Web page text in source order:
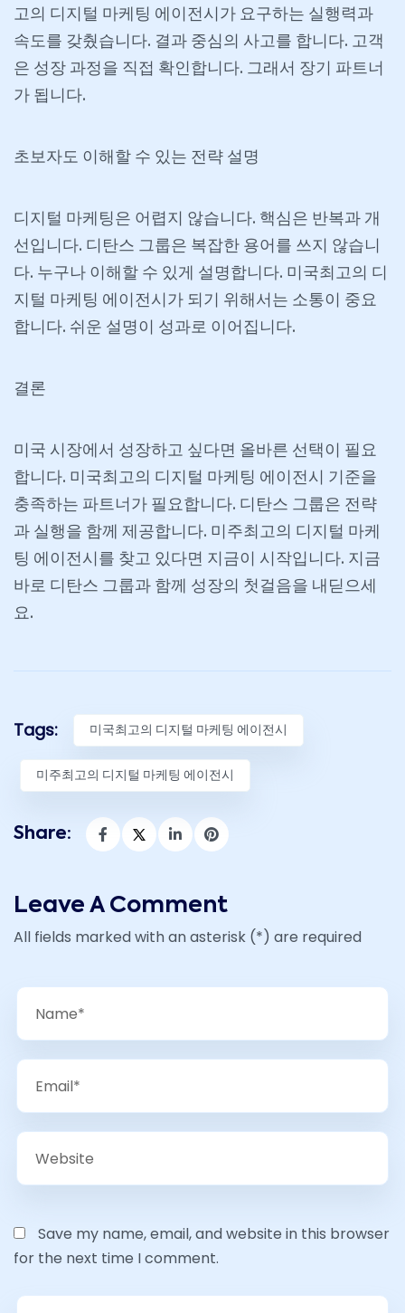
고의 디지털 마케팅 에이전시가 요구하는 실행력과
속도를 갖췄습니다. 결과 중심의 사고를 합니다. 고객
은 성장 과정을 직접 확인합니다. 그래서 장기 파트너
가 됩니다.
초보자도 이해할 수 있는 전략 설명
디지털 마케팅은 어렵지 않습니다. 핵심은 반복과 개
선입니다. 디탄스 그룹은 복잡한 용어를 쓰지 않습니
다. 누구나 이해할 수 있게 설명합니다. 미국최고의 디
지털 마케팅 에이전시가 되기 위해서는 소통이 중요
합니다. 쉬운 설명이 성과로 이어집니다.
결론
미국 시장에서 성장하고 싶다면 올바른 선택이 필요
합니다. 미국최고의 디지털 마케팅 에이전시 기준을
충족하는 파트너가 필요합니다. 디탄스 그룹은 전략
과 실행을 함께 제공합니다. 미주최고의 디지털 마케
팅 에이전시를 찾고 있다면 지금이 시작입니다. 지금
바로 디탄스 그룹과 함께 성장의 첫걸음을 내딛으세
요.
Tags: 미국최고의 디지털 마케팅 에이전시
미주최고의 디지털 마케팅 에이전시
Share:
Leave A Comment
All fields marked with an asterisk (*) are required
Save my name, email, and website in this browser
for the next time I comment.